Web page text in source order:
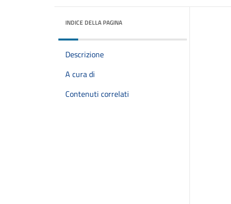
INDICE DELLA PAGINA
Descrizione
A cura di
Contenuti correlati